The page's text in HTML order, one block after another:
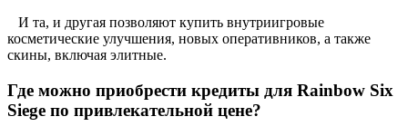
И та, и другая позволяют купить внутриигровые
косметические улучшения, новых оперативников, а также
скины, включая элитные.
Где можно приобрести кредиты для Rainbow Six
Siege по привлекательной цене?